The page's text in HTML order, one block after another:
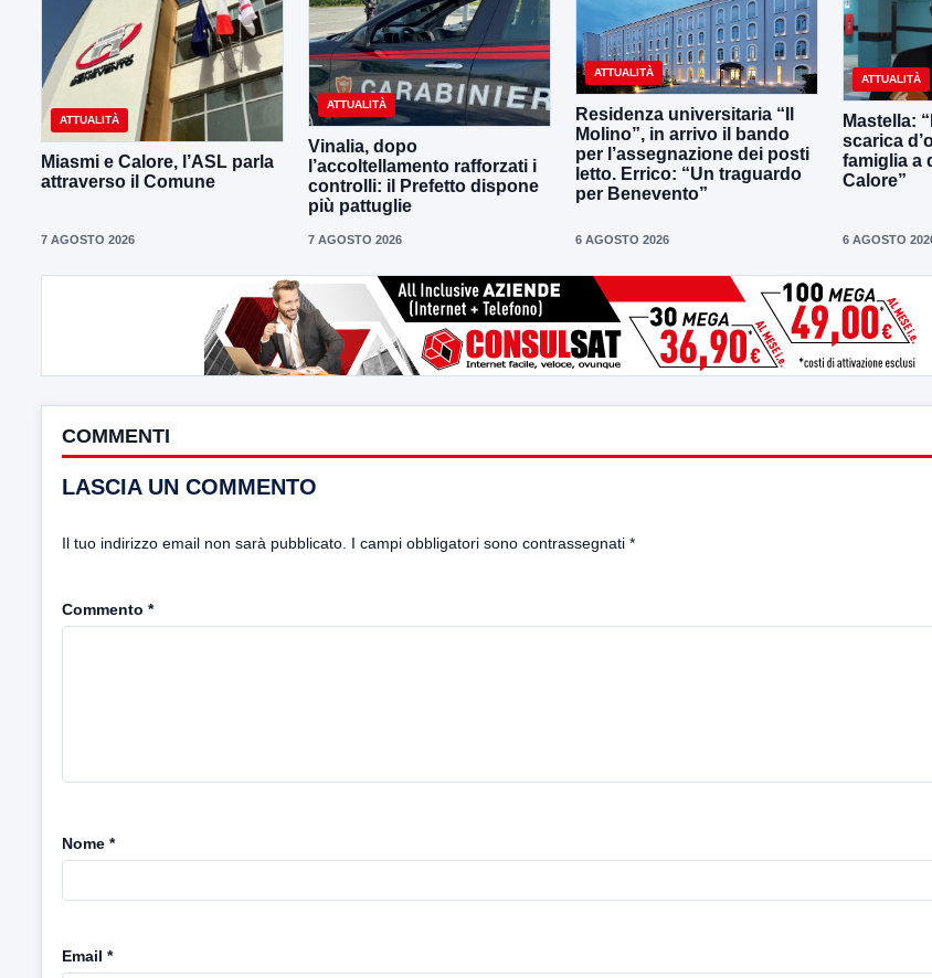
ATTUALITÀ
Miasmi e Calore, l’ASL parla
attraverso il Comune
7 AGOSTO 2026
ATTUALITÀ
Vinalia, dopo
l’accoltellamento rafforzati i
controlli: il Prefetto dispone
più pattuglie
7 AGOSTO 2026
ATTUALITÀ
Residenza universitaria “Il
Molino”, in arrivo il bando
per l’assegnazione dei posti
letto. Errico: “Un traguardo
per Benevento”
6 AGOSTO 2026
ATTUALITÀ
Mastella:
scarica
famiglia a
Calore”
6 AGOSTO
COMMENTI
LASCIA UN COMMENTO
Il tuo indirizzo email non sarà pubblicato. I campi obbligatori sono contrassegnati *
Commento *
Nome *
Email *